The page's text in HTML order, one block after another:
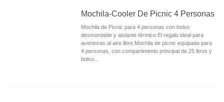
Mochila-Cooler De Picnic 4 Personas
Mochila de Picnic para 4 personas con bolso
desmontable y aislante térmico El regalo ideal para
aventuras al aire libre.Mochila de picnic equipada para
4 personas, con compartimento principal de 25 litros y
bolso...